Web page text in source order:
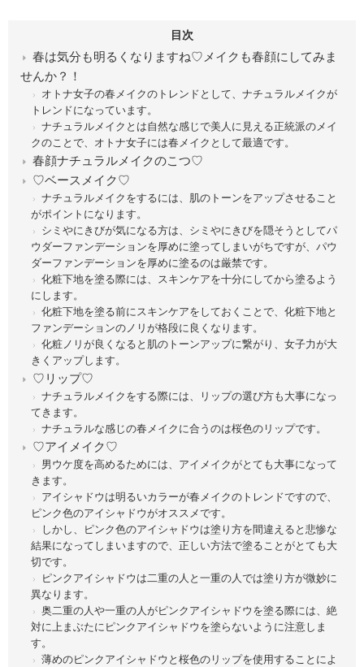
目次
春は気分も明るくなりますね♡メイクも春顔にしてみま
せんか？！
オトナ女子の春メイクのトレンドとして、ナチュラルメイクが
トレンドになっています。
ナチュラルメイクとは自然な感じで美人に見える正統派のメイ
クのことで、オトナ女子には春メイクとして最適です。
春顔ナチュラルメイクのこつ♡
♡ベースメイク♡
ナチュラルメイクをするには、肌のトーンをアップさせること
がポイントになります。
シミやにきびが気になる方は、シミやにきびを隠そうとしてパ
ウダーファンデーションを厚めに塗ってしまいがちですが、パウ
ダーファンデーションを厚めに塗るのは厳禁です。
化粧下地を塗る際には、スキンケアを十分にしてから塗るよう
にします。
化粧下地を塗る前にスキンケアをしておくことで、化粧下地と
ファンデーションのノリが格段に良くなります。
化粧ノリが良くなると肌のトーンアップに繋がり、女子力が大
きくアップします。
♡リップ♡
ナチュラルメイクをする際には、リップの選び方も大事になっ
てきます。
ナチュラルな感じの春メイクに合うのは桜色のリップです。
♡アイメイク♡
男ウケ度を高めるためには、アイメイクがとても大事になって
きます。
アイシャドウは明るいカラーが春メイクのトレンドですので、
ピンク色のアイシャドウがオススメです。
しかし、ピンク色のアイシャドウは塗り方を間違えると悲惨な
結果になってしまいますので、正しい方法で塗ることがとても大
切です。
ピンクアイシャドウは二重の人と一重の人では塗り方が微妙に
異なります。
奥二重の人や一重の人がピンクアイシャドウを塗る際には、絶
対に上まぶたにピンクアイシャドウを塗らないように注意しま
す。
薄めのピンクアイシャドウと桜色のリップを使用することによ